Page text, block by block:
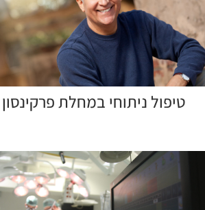
טיפול ניתוחי במחלת פרקינסון